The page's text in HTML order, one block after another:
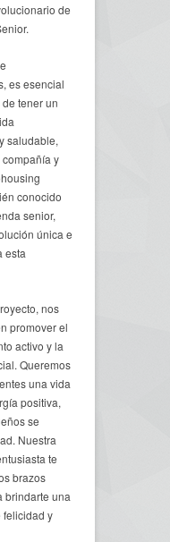
de
es esencial
tener un
saludable,
y
conocido
senior,
única e
esta
nos
promover el
activo y la
Queremos
una vida
positiva,
se
Nuestra
te
brazos
brindarte una
felicidad y